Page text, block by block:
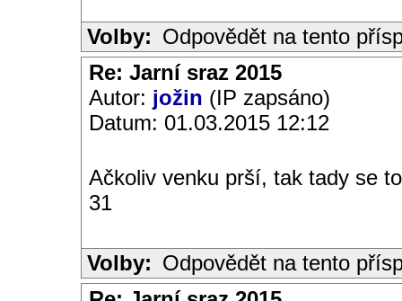
Volby: Odpovědět na tento
Re: Jarní sraz 2015
Autor: jožin (IP zapsáno)
Datum: 01.03.2015 12:12
Ačkoliv venku prší, tak tady se
31
Volby: Odpovědět na tento